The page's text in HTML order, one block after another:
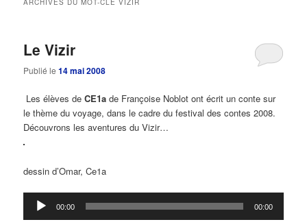
ARCHIVES DU MOT-CLÉVIZIR
Le Vizir
Publié le14 mai 2008
Les élèves deCE1a de Françoise Noblot ont écrit un conte sur
le thème du voyage, dans le cadre du festival des contes 2008.
Découvrons les aventures du Vizir…
dessin d’Omar, Ce1a
Lecteur
audio
00:00 00:00